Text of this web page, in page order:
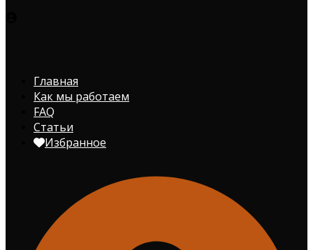
Главная
Как мы работаем
FAQ
Статьи
Избранное